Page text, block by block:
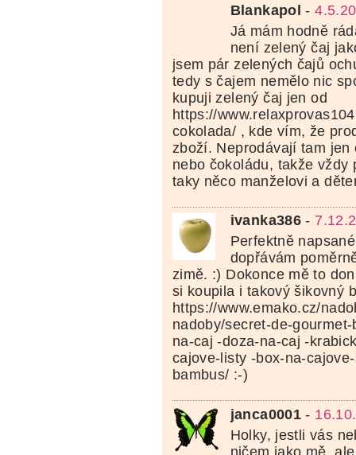
Blankapol -
Já mám hodně
není zelený čaj
jsem pár zelených čajů
tedy s čajem nemělo nic
kupuji zelený čaj jen od
https://
cokolada/ , kde vím, že
zboží. Neprodávají tam jen
nebo čokoládu, takže vždy
taky něco manželovi a
ivanka386 -
Perfektně
dopřávám
zimě. :) Dokonce mě to
si koupila i takový šikovný
https://www.emako.cz/
nadoby/secret-de-
na-caj -doza-na-caj -
cajove-listy -box-na-
bambus/ :-)
janca0001 -
Holky, jestli vás
ničem jako mě,